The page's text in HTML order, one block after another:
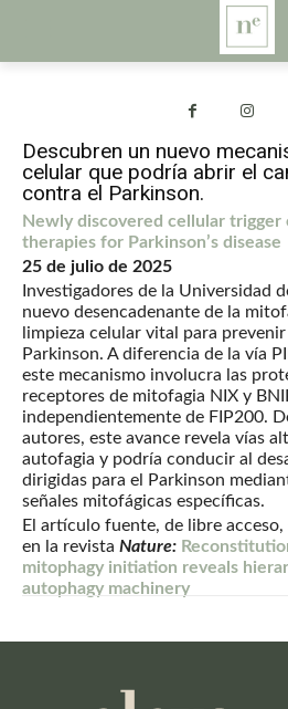
Descubren un nuevo
celular que podría abrir el
contra el Parkinson.
Newly discovered cellular trigger
therapies for Parkinson’s disease
25 de julio de 2025
Investigadores de la Universidad
nuevo desencadenante de la
limpieza celular vital para
Parkinson. A diferencia de la vía
este mecanismo involucra las
receptores de mitofagia NIX y
independientemente de FIP200.
autores, este avance revela vías
autofagia y podría conducir al
dirigidas para el Parkinson
señales mitofágicas específicas.
El artículo fuente, de libre
en la revista Nature:
mitophagy initiation reveals
autophagy machinery